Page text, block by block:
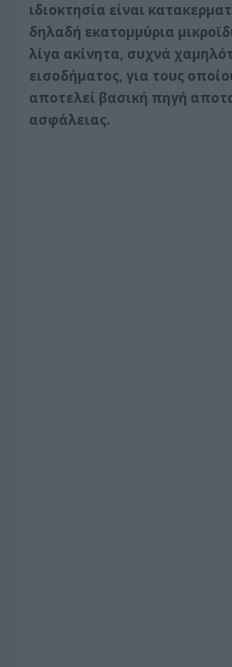
ιδιοκτησία είναι
δηλαδή εκατομμύρια
λίγα ακίνητα, συχνά
εισοδήματος, για τους
αποτελεί βασική πηγή
ασφάλειας.